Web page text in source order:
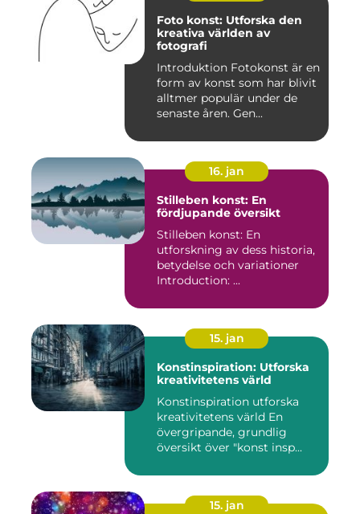
Foto konst: Utforska den
kreativa världen av
fotografi
Introduktion Fotokonst är en
form av konst som har blivit
alltmer populär under de
senaste åren. Gen...
16. jan
Stilleben konst: En
fördjupande översikt
Stilleben konst: En
utforskning av dess historia,
betydelse och variationer
Introduction: ...
15. jan
Konstinspiration: Utforska
kreativitetens värld
Konstinspiration utforska
kreativitetens värld En
övergripande, grundlig
översikt över "konst insp...
15. jan